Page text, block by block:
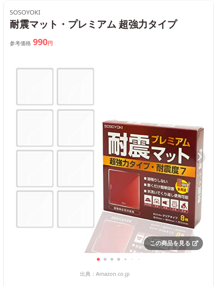
SOSOYOKI
耐震マット・プレミアム 超強力タイプ
参考価格 990円
この商品を見る
出典： Amazon.co.jp